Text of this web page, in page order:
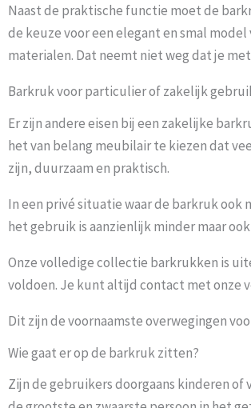
Naast de praktische functie moet de
de keuze voor een elegant en smal
materialen. Dat neemt niet weg dat je
Barkruk voor particulier of zakelijk
Er zijn andere eisen bij een zakelijke
het van belang meubilair te kiezen dat
zijn, duurzaam en praktisch.
In een privé situatie waar de barkruk ook
het gebruik is aanzienlijk minder maar
Onze volledige collectie barkrukken is
voldoen. Je kunt altijd contact met onze
Dit zijn de voornaamste overwegingen
Wie gaat er op de barkruk zitten?
Zijn de gebruikers doorgaans kinderen of